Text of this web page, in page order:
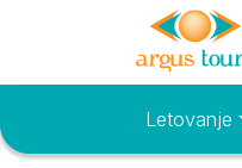
Osnovni meniLetovanje